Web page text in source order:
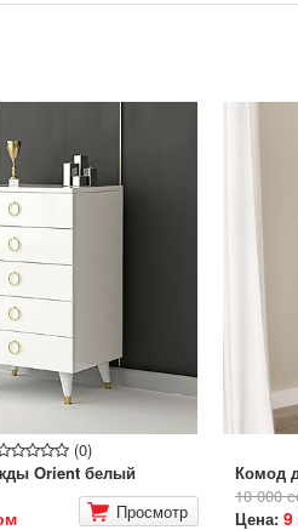
(0)
Orient белый
Просмотр
Комод
10 000
Цена: 9